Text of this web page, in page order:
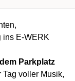
ins E-WERK
Parkplatz
voller Musik,